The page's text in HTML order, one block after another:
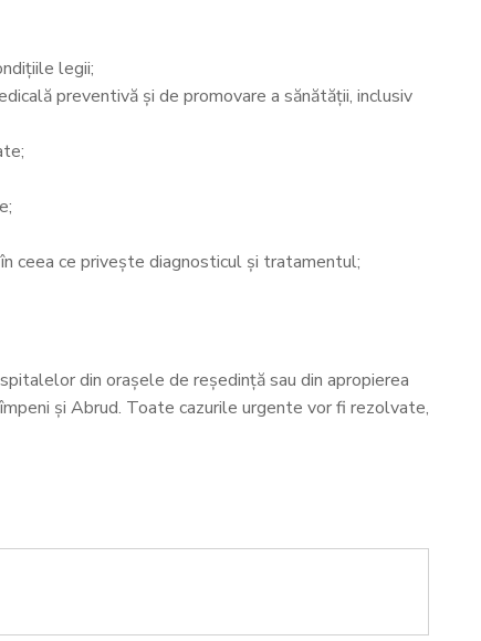
legii;
preventivă şi de promovare a sănătăţii, inclusiv
ceea ce priveşte diagnosticul şi tratamentul;
din orașele de reședință sau din apropierea
și Abrud. Toate cazurile urgente vor fi rezolvate,